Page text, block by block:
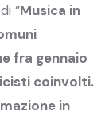
“Musica in
fra gennaio
coinvolti.
in